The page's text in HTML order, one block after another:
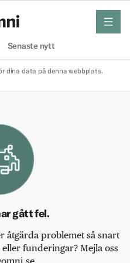
Senaste nytt
meny
dina data på denna webbplats.
gått fel.
åtgärda problemet så snart
funderingar? Mejla oss